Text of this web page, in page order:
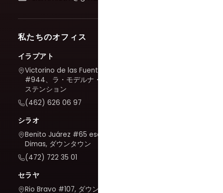
私たちのオフィス
イラプアト
Victorino de las Fuentes
#944、ラ・モデルナ・エク
ステンション
(462) 626 06 97
シラオ
Benito Juárez #65 esq. San
Dimas, ダウンタウン
(472) 722 35 01
セラヤ
Rio Bravo #107, ダウンタウ